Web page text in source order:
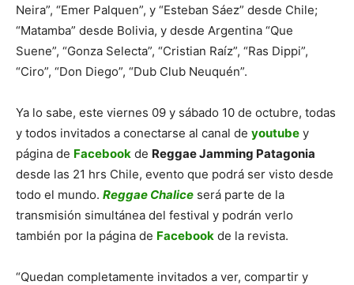
Neira”, “Emer Palquen”, y “Esteban Sáez” desde Chile;
“Matamba” desde Bolivia, y desde Argentina “Que
Suene”, “Gonza Selecta”, “Cristian Raíz”, “Ras Dippi”,
“Ciro”, “Don Diego”, “Dub Club Neuquén”.
Ya lo sabe, este viernes 09 y sábado 10 de octubre, todas
y todos invitados a conectarse al canal de youtube y
página de Facebook de Reggae Jamming Patagonia
desde las 21 hrs Chile, evento que podrá ser visto desde
todo el mundo. Reggae Chalice será parte de la
transmisión simultánea del festival y podrán verlo
también por la página de Facebook de la revista.
“Quedan completamente invitados a ver, compartir y